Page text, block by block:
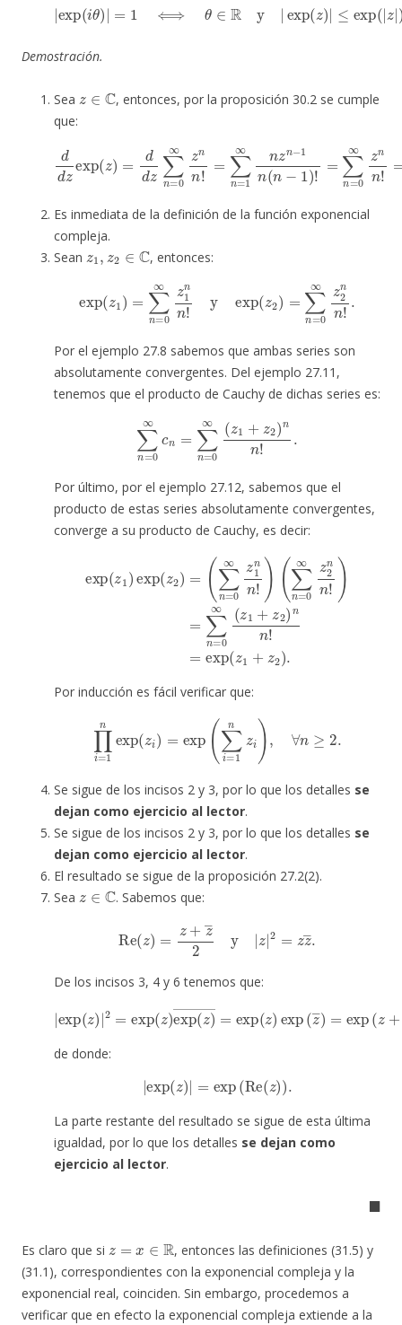
|exp (iθ) 1⟺ ∈R y|exp(z | ≤exp(|z |)
Demostración.
Sea
C
, entonces, por la proposición 30.2 se cumple
que:
d dz ∑n= ∞ !=∑ ∞nz (n− )
= n= ∞ =exp .
Es inmediata de la definición de la función exponencial
compleja.
Sean
z1,z C
, entonces:
=0∞ z1n 0∞ 2n
Por el ejemplo 27.8 sabemos que ambas series son
absolutamente convergentes. Del ejemplo 27.11,
tenemos que el producto de Cauchy de dichas series es:
=0 n= 0∞ 1 2)
Por último, por el ejemplo 27.12, sabemos que el
producto de estas series absolutamente convergentes,
converge a su producto de Cauchy, es decir:
)=(∑ =0∞ 1 nn
(z 1+ 2) n = exp z1+
Por inducción es fácil verificar que:
∏ exp (∑ 1
Se sigue de los incisos 2 y 3, por lo que los detalles se
dejan como ejercicio al lector.
Se sigue de los incisos 2 y 3, por lo que los detalles se
dejan como ejercicio al lector.
El resultado se sigue de la proposición 27.2(2).
Sea
z∈C
. Sabemos que:
+ z ―2
De los incisos 3, 4 y 6 tenemos que:
| exp z )| ( z)exp(z) exp z ( ― (
z +z exp(2Re(z) exp( Re ]2 >
de donde:
|exp(z =exp(Re(z)).
La parte restante del resultado se sigue de esta última
igualdad, por lo que los detalles se dejan como
ejercicio al lector.
◼
Es claro que si
, entonces las definiciones (31.5) y
(31.1), correspondientes con la exponencial compleja y la
exponencial real, coinciden. Sin embargo, procedemos a
verificar que en efecto la exponencial compleja extiende a la